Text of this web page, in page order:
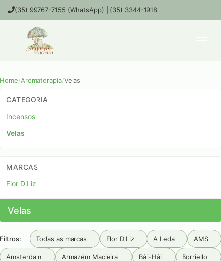
(35) 99767-7155 (WhatsApp) | (35) 3344-1918
Home/Aromaterapia/Velas
CATEGORIA
Incensos
Velas
MARCAS
Flor D'Liz
Velas
Filtros: Todas as marcas Flor D'Liz A Leda AMS
Amsterdam Armazém Macieira Bàli-Hài Borriello